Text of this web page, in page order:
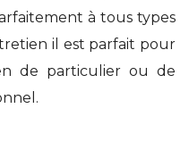
à tous types
il est parfait pour
de particulier ou de